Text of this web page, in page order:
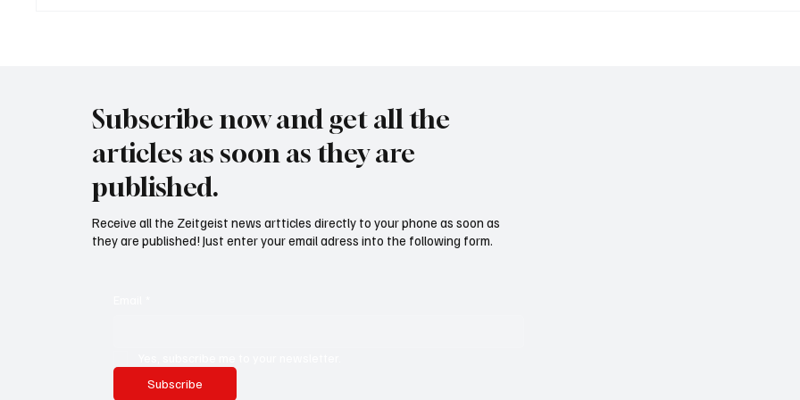
Subscribe now and get all the
articles as soon as they are
published.
Subscribe
Receive all the Zeitgeist news artticles directly to your phone as soon as
they are published! Just enter your email adress into the following form.